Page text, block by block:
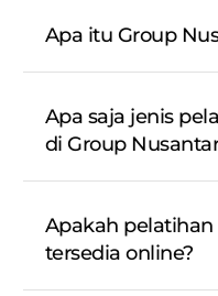
Apa itu Group
Apa saja jenis
di Group
Apakah pelatihan
tersedia online?